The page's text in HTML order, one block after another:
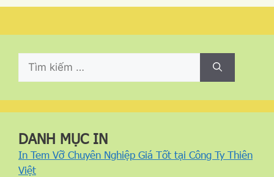
DANH MỤC IN
In Tem Vỡ Chuyên Nghiệp Giá Tốt tại Công Ty Thiên
Việt